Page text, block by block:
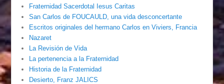
Fraternidad Sacerdotal Iesus Caritas
San Carlos de FOUCAULD, una vida desconcertante
Escritos originales del hermano Carlos en Viviers, Francia
Nazaret
La Revisión de Vida
La pertenencia a la Fraternidad
Historia de la Fraternidad
Desierto, Franz JALICS